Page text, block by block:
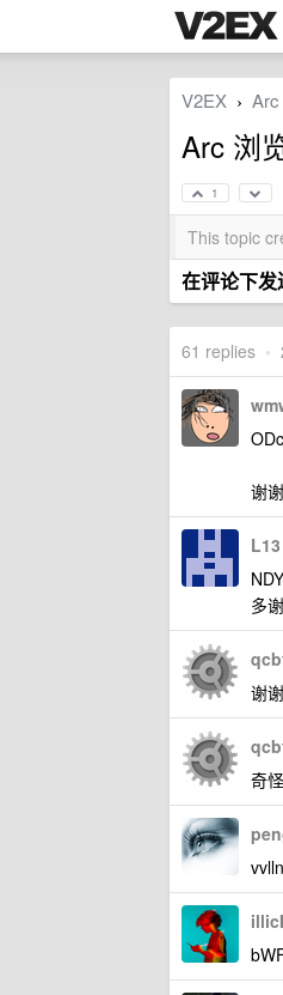
V2EX › Arc
Arc 浏
1
This topic
在评论下
61 replies •
谢
L13
多谢
谢谢
奇